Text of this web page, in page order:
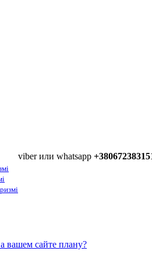
viber или whatsapp
вашем сайте плану?